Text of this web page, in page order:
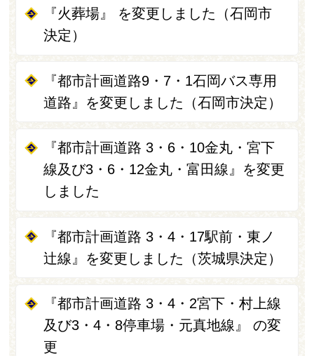
『火葬場』 を変更しました（石岡市
決定）
『都市計画道路9・7・1石岡バス専用
道路』を変更しました（石岡市決定）
『都市計画道路 3・6・10金丸・宮下
線及び3・6・12金丸・富田線』を変更
しました
『都市計画道路 3・4・17駅前・東ノ
辻線』を変更しました（茨城県決定）
『都市計画道路 3・4・2宮下・村上線
及び3・4・8停車場・元真地線』 の変
更